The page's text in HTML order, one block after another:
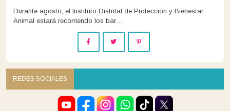
Durante agosto, el Instituto Distrital de Protección y Bienestar
Animal estará recorriendo los bar…
REDES SOCIALES